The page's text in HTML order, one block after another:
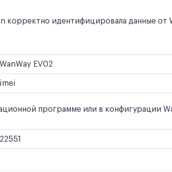
корректно идентифицировала данные от
WanWay EV02
imei
программе или в конфигурации
22551